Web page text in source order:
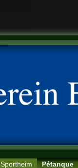
Sportheim
Pétanque